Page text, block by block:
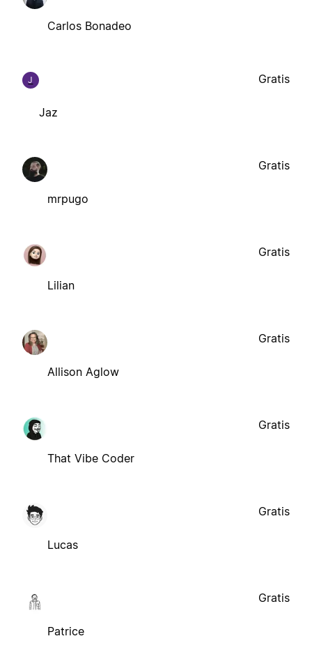
Carlos Bonadeo
J
Jaz
Gratis
mrpugo
Gratis
Lilian
Gratis
Allison Aglow
Gratis
That Vibe Coder
Gratis
Lucas
Gratis
Patrice
Gratis